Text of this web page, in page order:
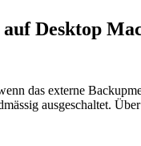
Desktop
das externe
ausgeschaltet.